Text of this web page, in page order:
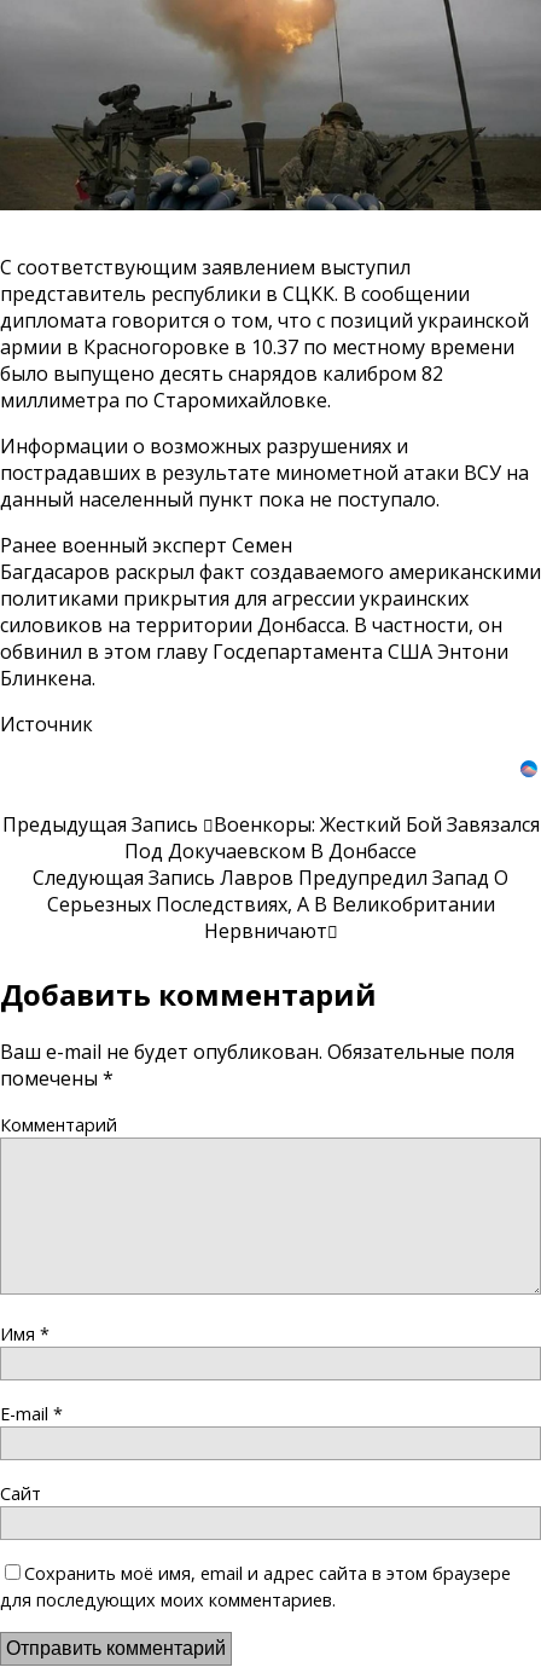
С соответствующим заявлением выступил
представитель республики в СЦКК. В сообщении
дипломата говорится о том, что с позиций украинской
армии в Красногоровке в 10.37 по местному времени
было выпущено десять снарядов калибром 82
миллиметра по Старомихайловке.
Информации о возможных разрушениях и
пострадавших в результате минометной атаки ВСУ на
данный населенный пункт пока не поступало.
Ранее военный эксперт Семен
Багдасаров раскрыл факт создаваемого американскими
политиками прикрытия для агрессии украинских
силовиков на территории Донбасса. В частности, он
обвинил в этом главу Госдепартамента США Энтони
Блинкена.
Источник
Предыдущая Запись
Военкоры: Жесткий Бой Завязался
Под Докучаевском В Донбассе
Следующая Запись Лавров Предупредил Запад О
Серьезных Последствиях, А В Великобритании
Нервничают
Добавить комментарий
Ваш e-mail не будет опубликован. Обязательные поля
помечены *
Комментарий
Имя *
E-mail *
Сайт
Сохранить моё имя, email и адрес сайта в этом браузере
для последующих моих комментариев.